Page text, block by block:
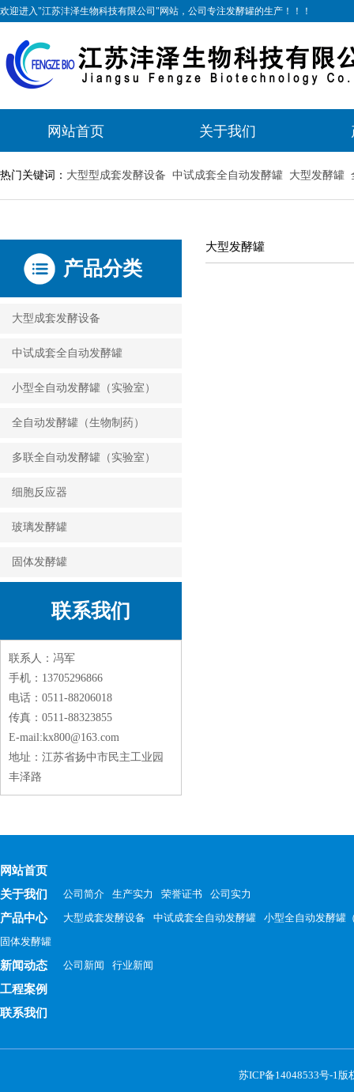
欢迎进入"江苏沣泽生物科技有限公司"网站，公司专注发酵罐的生产！！！
网站首页 关于我们
热门关键词： 大型型成套发酵设备 中试成套全自动发酵罐 大型发酵罐
产品分类
大型成套发酵设备
中试成套全自动发酵罐
小型全自动发酵罐（实验室）
全自动发酵罐（生物制药）
多联全自动发酵罐（实验室）
细胞反应器
玻璃发酵罐
固体发酵罐
联系我们
联系人：冯军
手机：13705296866
电话：0511-88206018
传真：0511-88323855
E-mail:kx800@163.com
地址：江苏省扬中市民主工业园
丰泽路
大型发酵罐
网站首页
关于我们
公司简介 生产实力 荣誉证书 公司实力
产品中心 大型成套发酵设备 中试成套全自动发酵罐
小型全自动发酵罐
固体发酵罐
新闻动态 公司新闻 行业新闻
工程案例
联系我们
苏ICP备14048533号-1版